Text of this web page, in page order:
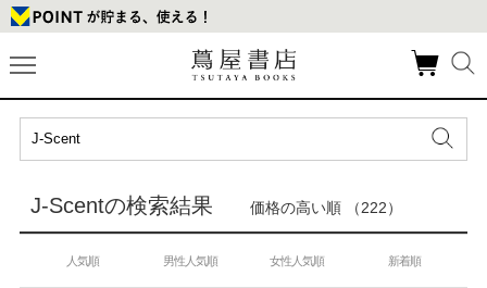
J-Scentの検索結果 価格の高い順 （222）
人気順 男性人気順 女性人気順 新着順